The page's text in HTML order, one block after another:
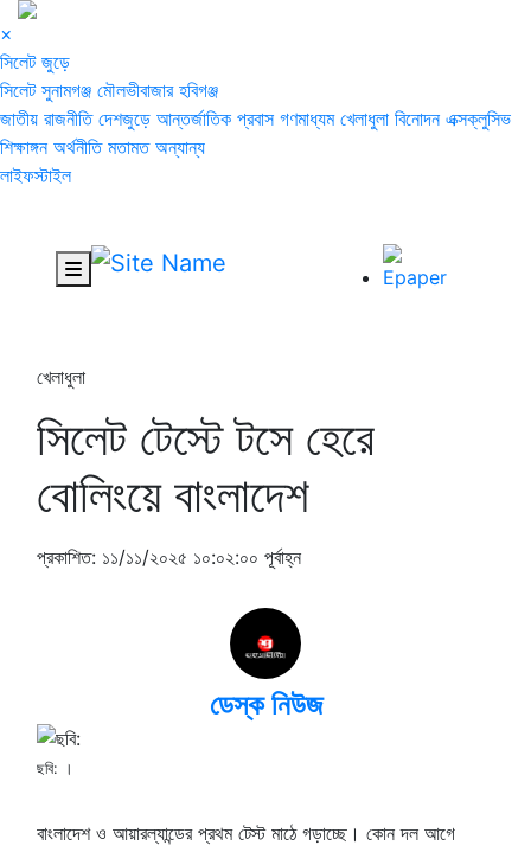
×
সিলেট জুড়ে
সিলেট সুনামগঞ্জ মৌলভীবাজার হবিগঞ্জ
জাতীয় রাজনীতি দেশজুড়ে আন্তর্জাতিক প্রবাস গণমাধ্যম খেলাধুলা বিনোদন এক্সক্লুসিভ
শিক্ষাঙ্গন অর্থনীতি মতামত অন্যান্য
লাইফস্টাইল
খেলাধুলা
সিলেট টেস্টে টসে হেরে
বোলিংয়ে বাংলাদেশ
প্রকাশিত: ১১/১১/২০২৫ ১০:০২:০০ পূর্বাহ্ন
ডেস্ক নিউজ
ছবি: ।
বাংলাদেশ ও আয়ারল্যান্ডের প্রথম টেস্ট মাঠে গড়াচ্ছে। কোন দল আগে